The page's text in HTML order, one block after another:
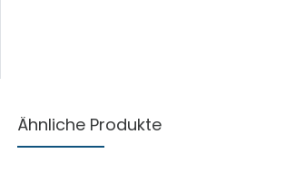
Ähnliche Produkte